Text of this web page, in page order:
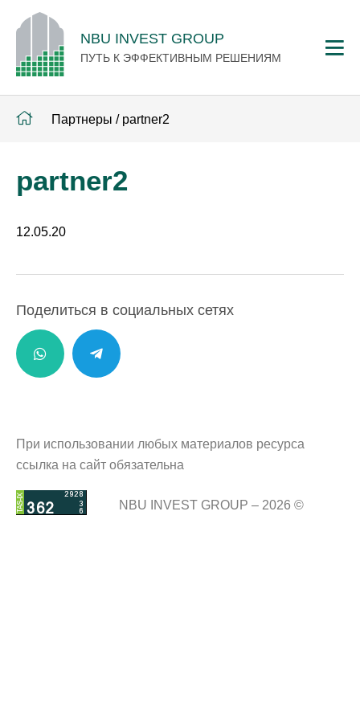
NBU INVEST GROUP
ПУТЬ К ЭФФЕКТИВНЫМ РЕШЕНИЯМ
Партнеры / partner2
partner2
12.05.20
Поделиться в социальных сетях
При использовании любых материалов ресурса
ссылка на сайт обязательна
NBU INVEST GROUP – 2026 ©